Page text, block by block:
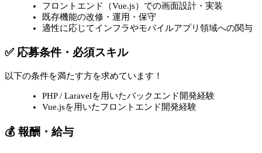
フロントエンド（Vue.js）での画面設計・実装
既存機能の改修・運用・保守
適性に応じてインフラやモバイルアプリ領域への関与
✅ 応募条件・必須スキル
以下の条件を満たす方を求めています！
PHP / Laravelを用いたバックエンド開発経験
Vue.jsを用いたフロントエンド開発経験
💰 報酬・給与